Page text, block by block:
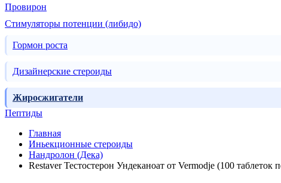
Провирон
Стимуляторы потенции (либидо)
Гормон роста
Дизайнерские стероиды
Жиросжигатели
Пептиды
Главная
Иньекционные стероиды
Нандролон (Дека)
Restaver Тестостерон Ундеканоат от Vermodje (100